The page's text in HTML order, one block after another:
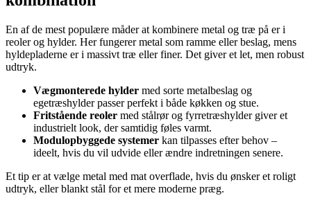
En af de mest populære måder at kombinere metal og træ på er i
reoler og hylder. Her fungerer metal som ramme eller beslag, mens
hyldepladerne er i massivt træ eller finer. Det giver et let, men robust
udtryk.
Vægmonterede hylder med sorte metalbeslag og
egetræshylder passer perfekt i både køkken og stue.
Fritstående reoler med stålrør og fyrretræshylder giver et
industrielt look, der samtidig føles varmt.
Modulopbyggede systemer kan tilpasses efter behov –
ideelt, hvis du vil udvide eller ændre indretningen senere.
Et tip er at vælge metal med mat overflade, hvis du ønsker et roligt
udtryk, eller blankt stål for et mere moderne præg.